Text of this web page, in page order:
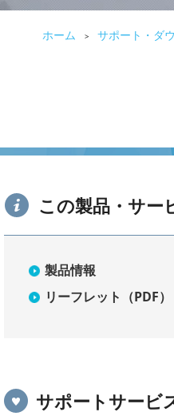
ホーム > サポート・ダ
この製品・サー
製品情報
リーフレット（PDF）
サポートサービ